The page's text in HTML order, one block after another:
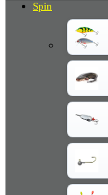
Spin